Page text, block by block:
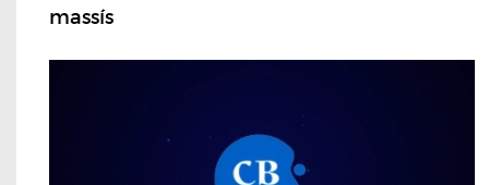
massís